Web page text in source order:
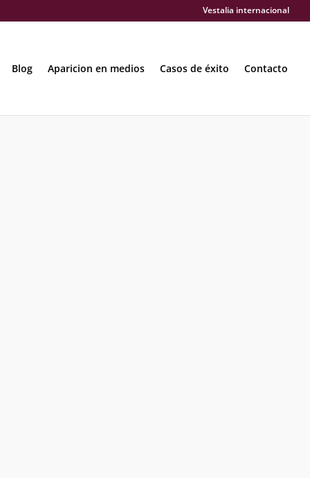
Vestalia internacional
Blog Aparicion en medios Casos de éxito Contacto